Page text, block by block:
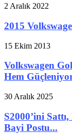
2 Aralık 2022
2015
15 Ekim 2013
Volkswagen
Hem
30 Aralık 2025
S2000’ini
Bayi Postu...